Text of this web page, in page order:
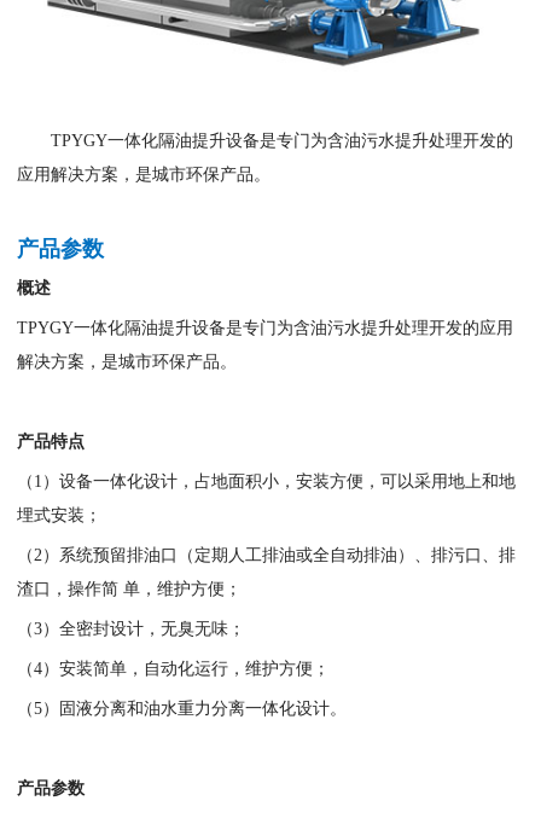
TPYGY一体化隔油提升设备是专门为含油污水提升处理开发的
应用解决方案，是城市环保产品。
产品参数
概述
TPYGY一体化隔油提升设备是专门为含油污水提升处理开发的应用
解决方案，是城市环保产品。
产品特点
（1）设备一体化设计，占地面积小，安装方便，可以采用地上和地
埋式安装；
（2）系统预留排油口（定期人工排油或全自动排油）、排污口、排
渣口，操作简 单，维护方便；
（3）全密封设计，无臭无味；
（4）安装简单，自动化运行，维护方便；
（5）固液分离和油水重力分离一体化设计。
产品参数